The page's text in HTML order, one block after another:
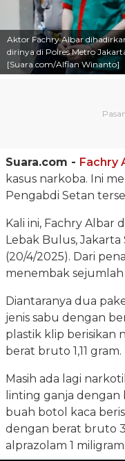
Aktor Fachry Albar
dirinya di Polres Metro
[Suara.com/Alfian Winanto]
Suara.com - Fachry
kasus narkoba. Ini
Pengabdi Setan
Kali ini, Fachry Albar
Lebak Bulus,
(20/4/2025). Dari
menembak
Diantaranya dua
jenis sabu dengan
plastik klip berisikan
berat bruto 1,11 gram.
Masih ada lagi
linting ganja dengan
buah botol kaca
dengan berat bruto
alprazolam 1 miligram.